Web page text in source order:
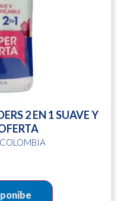
2 EN 1 SUAVE Y